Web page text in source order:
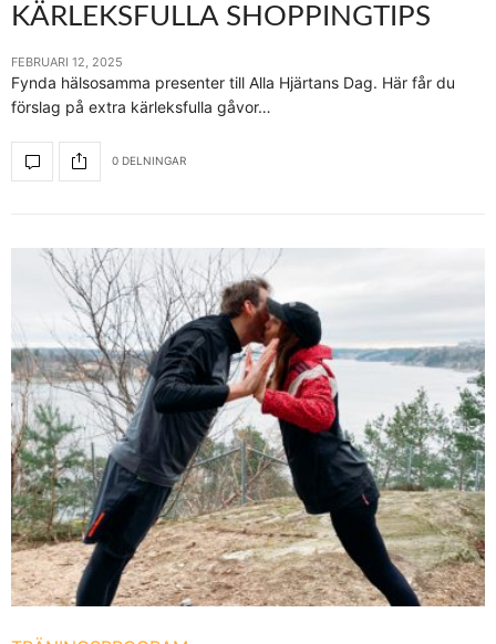
KÄRLEKSFULLA SHOPPINGTIPS
FEBRUARI 12, 2025
Fynda hälsosamma presenter till Alla Hjärtans Dag. Här får du
förslag på extra kärleksfulla gåvor…
0 DELNINGAR